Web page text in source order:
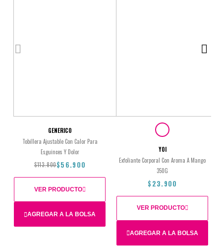
GENERICO
Tobillera Ajustable Con Calor Para
Esguinces Y Dolor
$113.800$56.900
AGREGAR A LA BOLSA
VER PRODUCTO
YOI
Exfoliante Corporal Con Aroma A Mango
350G
$23.900
AGREGAR A LA BOLSA
VER PRODUCTO